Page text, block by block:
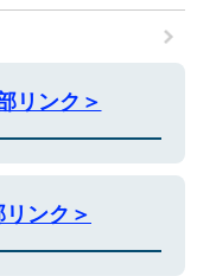
リンク＞
ンク＞